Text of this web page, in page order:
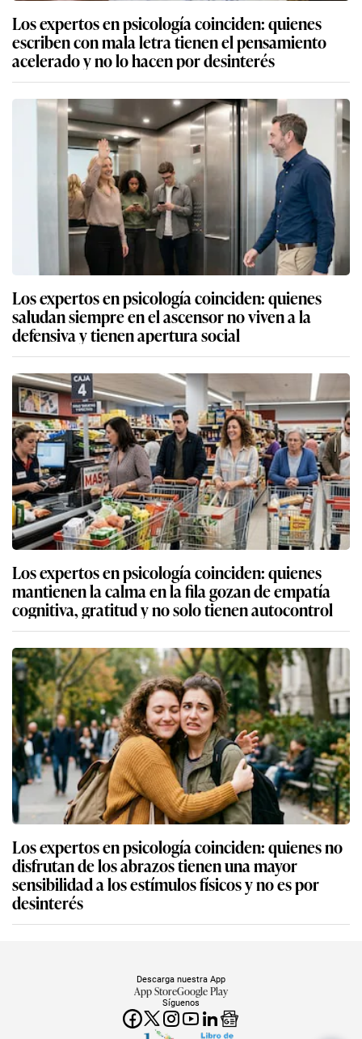
Los expertos en psicología coinciden: quienes
escriben con mala letra tienen el pensamiento
acelerado y no lo hacen por desinterés
Los expertos en psicología coinciden: quienes
saludan siempre en el ascensor no viven a la
defensiva y tienen apertura social
Los expertos en psicología coinciden: quienes
mantienen la calma en la fila gozan de empatía
cognitiva, gratitud y no solo tienen autocontrol
Los expertos en psicología coinciden: quienes no
disfrutan de los abrazos tienen una mayor
sensibilidad a los estímulos físicos y no es por
desinterés
Síguenos
Descarga nuestra App
App StoreGoogle Play